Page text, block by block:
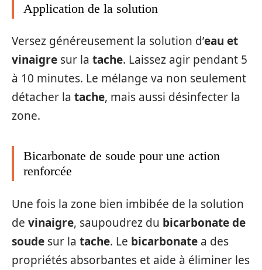
Application de la solution
Versez généreusement la solution d’eau et
vinaigre sur la tache. Laissez agir pendant 5
à 10 minutes. Le mélange va non seulement
détacher la tache, mais aussi désinfecter la
zone.
Bicarbonate de soude pour une action
renforcée
Une fois la zone bien imbibée de la solution
de vinaigre, saupoudrez du bicarbonate de
soude sur la tache. Le bicarbonate a des
propriétés absorbantes et aide à éliminer les